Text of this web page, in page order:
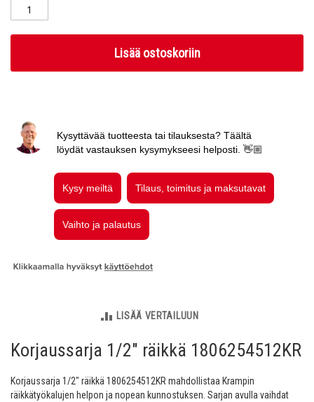
Lisää ostoskoriin
LISÄÄ VERTAILUUN
Korjaussarja 1/2" räikkä 1806254512KR
Korjaussarja 1/2" räikkä 1806254512KR mahdollistaa Krampin
räikkätyökalujen helpon ja nopean kunnostuksen. Sarjan avulla vaihdat